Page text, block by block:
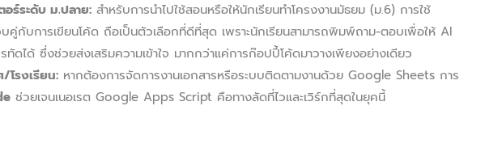
อร์ระดับ ม.ปลาย: สำหรับการนำไปใช้สอนหรือให้นักเรียนทำโครงงานมัธยม (ม.6) การใช้
คู่กับการเขียนโค้ด ถือเป็นตัวเลือกที่ดีที่สุด เพราะนักเรียนสามารถพิมพ์ถาม-ตอบเพื่อให้ AI
ทัดได้ ซึ่งช่วยส่งเสริมความเข้าใจ มากกว่าแค่การก๊อปปี้โค้ดมาวางเพียงอย่างเดียว
รงเรียน: หากต้องการจัดการงานเอกสารหรือระบบติดตามงานด้วย Google Sheets การ
ช่วยเจนเนอเรต Google Apps Script คือทางลัดที่ไวและเวิร์กที่สุดในยุคนี้